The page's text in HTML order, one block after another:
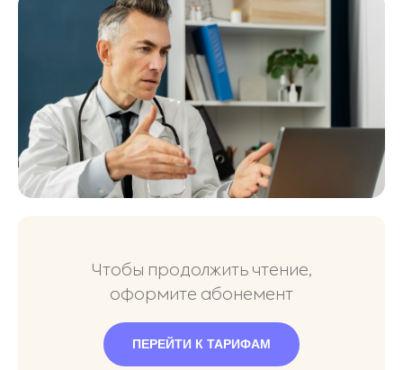
Чтобы продолжить чтение,
оформите абонемент
ПЕРЕЙТИ К ТАРИФАМ